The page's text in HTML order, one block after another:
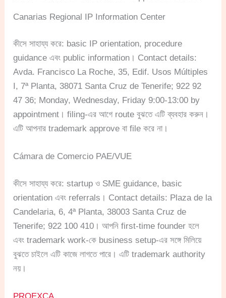
Canarias Regional IP Information Center
কীসে সাহায্য করে: basic IP orientation, procedure
guidance এবং public information। Contact details:
Avda. Francisco La Roche, 35, Edif. Usos Múltiples
I, 7ª Planta, 38071 Santa Cruz de Tenerife; 922 92
47 36; Monday, Wednesday, Friday 9:00-13:00 by
appointment। filing-এর আগে route বুঝতে এটি ব্যবহার করুন।
এটি আপনার trademark approve বা file করে না।
Cámara de Comercio PAE/VUE
কীসে সাহায্য করে: startup ও SME guidance, basic
orientation এবং referrals। Contact details: Plaza de la
Candelaria, 6, 4ª Planta, 38003 Santa Cruz de
Tenerife; 922 100 410। আপনি first-time founder হলে
এবং trademark work-কে business setup-এর সঙ্গে মিলিয়ে
বুঝতে চাইলে এটি কাজে লাগতে পারে। এটি trademark authority
নয়।